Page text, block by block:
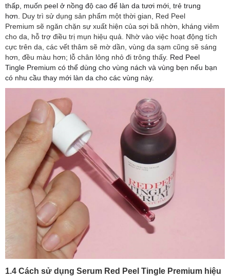
thấp, muốn peel ở nồng độ cao để làn da tươi mới, trẻ trung
hơn. Duy trì sử dụng sản phẩm một thời gian, Red Peel
Premium sẽ ngăn chặn sự xuất hiện của sợi bã nhờn, kháng viêm
cho da, hỗ trợ điều trị mụn hiệu quả. Nhờ vào việc hoạt động tích
cực trên da, các vết thâm sẽ mờ dần, vùng da sạm cũng sẽ sáng
hơn, đều màu hơn; lỗ chân lông nhỏ đi trông thấy. Red Peel
Tingle Premium có thể dùng cho vùng nách và vùng bẹn nếu bạn
có nhu cầu thay mới làn da cho các vùng này.
1.4 Cách sử dụng Serum Red Peel Tingle Premium hiệu